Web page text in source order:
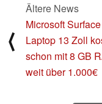
⟨
Ältere News
Microsoft Surface
Laptop 13 Zoll
schon mit 8 GB
weit über 1.000€